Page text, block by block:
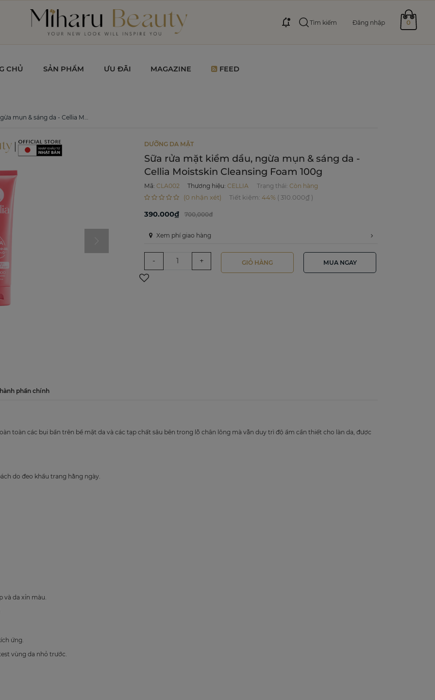
Tìm kiếm Đăng nhập 0
CHỦ SẢN PHẨM ƯU ĐÃI MAGAZINE FEED
da - Cellia Moistskin Cleansing Foam 100g
DƯỠNG DA MẶT
Sữa rửa mặt kiềm dầu, ngừa mụn & sáng da -
Cellia Moistskin Cleansing Foam 100g
Mã:CLA002 Thương hiệu:CELLIA Trạng thái: Còn hàng
(0 nhận xét) Tiết kiệm:44% ( 310.000₫ )
390.000₫ 700,000đ
Xem phí giao hàng
- + GIỎ HÀNG MUA NGAY
phần chính
toàn các bụi bẩn trên bề mặt da và các tạp chất sâu bên trong lỗ chân lông mà vẫn duy trì độ ẩm cần thiết cho làn da, được
do đeo khẩu trang hằng ngày.
và da xỉn màu.
ứng.
vùng da nhỏ trước.